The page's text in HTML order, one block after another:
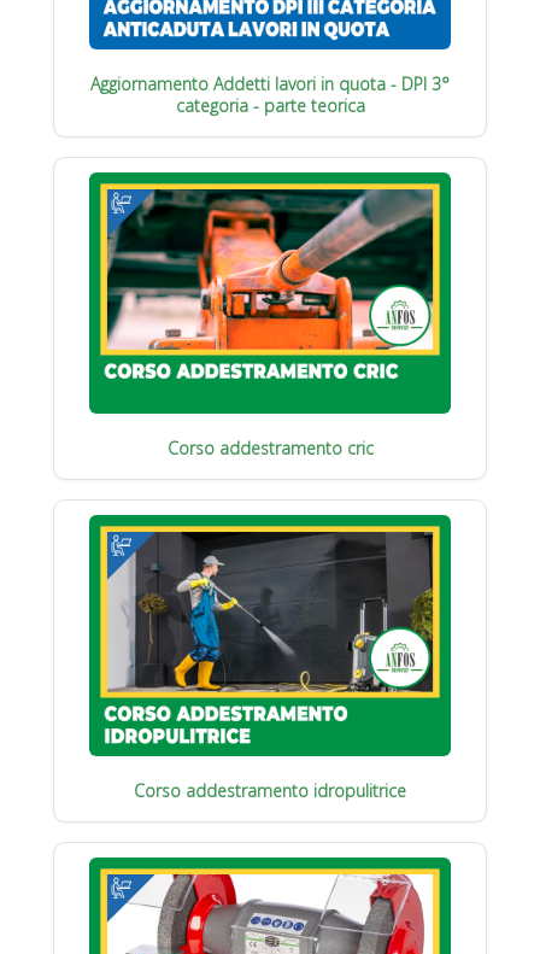
Aggiornamento Addetti lavori in quota - DPI 3°
categoria - parte teorica
Corso addestramento cric
Corso addestramento idropulitrice